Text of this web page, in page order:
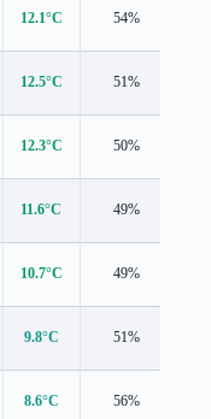
12.1°C 54%
12.5°C 51%
12.3°C 50%
11.6°C 49%
10.7°C 49%
9.8°C 51%
8.6°C 56%